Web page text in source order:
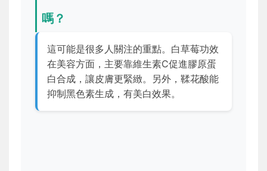
嗎？
這可能是很多人關注的重點。白草莓功效
在美容方面，主要靠維生素C促進膠原蛋
白合成，讓皮膚更緊緻。另外，鞣花酸能
抑制黑色素生成，有美白效果。